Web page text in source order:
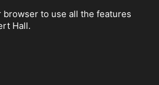
browser to use all the features
Hall.